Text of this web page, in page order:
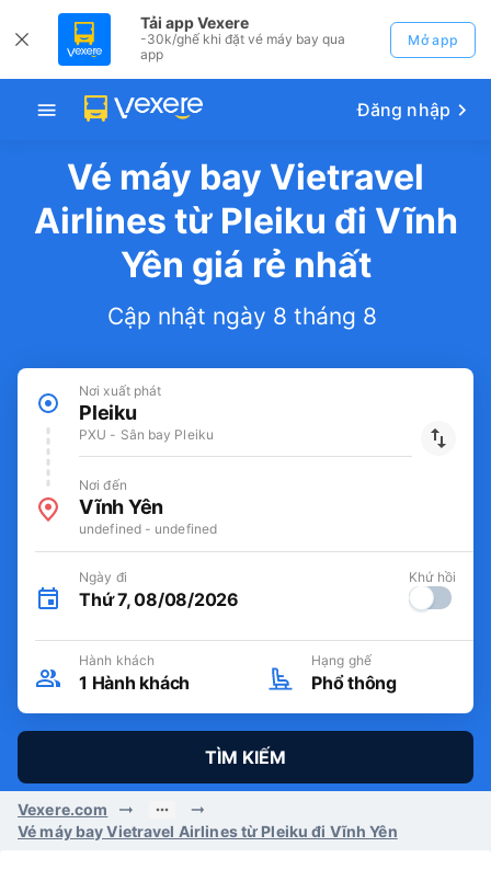
Tải app Vexere
-30k/ghế khi đặt vé máy bay qua
app
Mở app
Đăng nhập
Vé máy bay Vietravel
Airlines từ Pleiku đi Vĩnh
Yên giá rẻ nhất
Cập nhật ngày 8 tháng 8
Nơi xuất phát
Pleiku
PXU - Sân bay Pleiku
Nơi đến
Vĩnh Yên
undefined - undefined
Ngày đi
Thứ 7, 08/08/2026
Khứ hồi
Hành khách
1 Hành khách
Hạng ghế
Phổ thông
TÌM KIẾM
Vexere.com
Vé máy bay Vietravel Airlines từ Pleiku đi Vĩnh Yên